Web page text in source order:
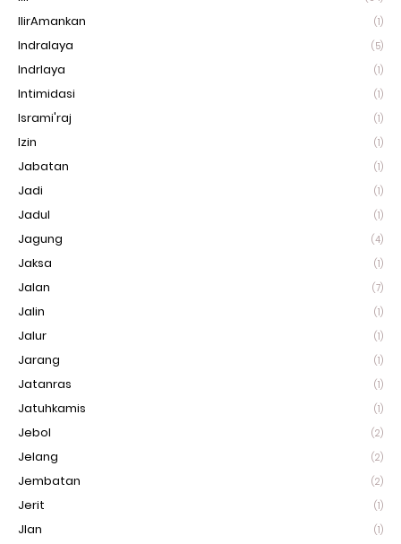
IlirAmankan (1)
Indralaya (5)
Indrlaya (1)
Intimidasi (1)
Isrami'raj (1)
Izin (1)
Jabatan (1)
Jadi (1)
Jadul (1)
Jagung (4)
Jaksa (1)
Jalan (7)
Jalin (1)
Jalur (1)
Jarang (1)
Jatanras (1)
Jatuhkamis (1)
Jebol (2)
Jelang (2)
Jembatan (2)
Jerit (1)
Jlan (1)